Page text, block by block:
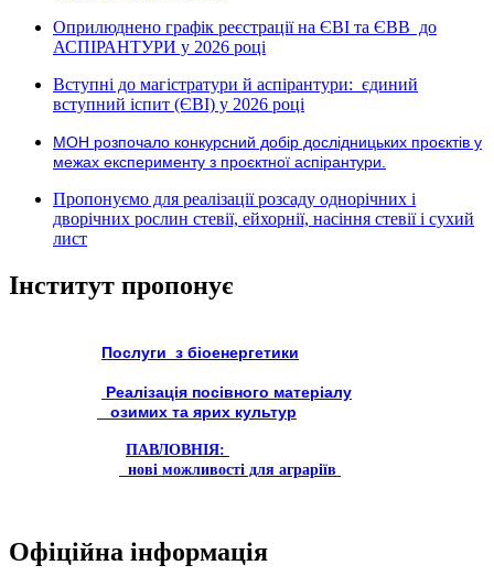
Оприлюднено графік реєстрації на ЄВІ та ЄВВ до
АСПІРАНТУРИ у 2026 році
Вступні до магістратури й аспірантури: єдиний
вступний іспит (ЄВІ) у 2026 році
МОН розпочало конкурсний добір дослідницьких проєктів у
межах експерименту з проєктної аспірантури.
Пропонуємо для реалізації розсаду однорічних і
дворічних рослин стевії, ейхорнії, насіння стевії і сухий
лист
Інститут пропонує
Послуги з біоенергетики
Реалізація посівного матеріалу
озимих та ярих культур
ПАВЛОВНІЯ:
нові можливості для аграріїв
Офіційна інформація